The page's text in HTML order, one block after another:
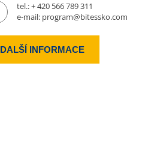
tel.:+ 420 566 789 311
e-mail: program@bitessko.com
DALŠÍ INFORMACE